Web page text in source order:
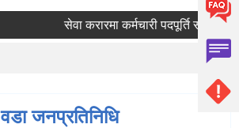
सेवा करारमा कर्मचारी पदपूर्ति सम्बन्धी सूचना
वडा जनप्रतिनिधि